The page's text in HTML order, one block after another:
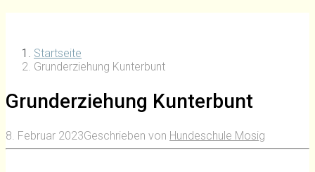
Startseite
Grunderziehung Kunterbunt
Grunderziehung Kunterbunt
8. Februar 2023Geschrieben von Hundeschule Mosig